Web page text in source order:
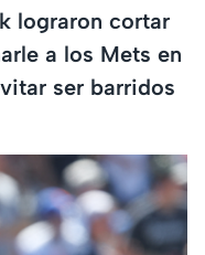
lograron cortar
a los Mets en
ser barridos